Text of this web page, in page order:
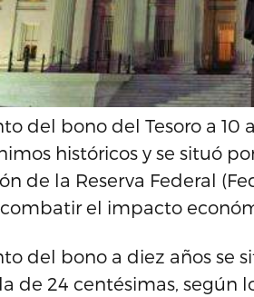
del bono del Tesoro a 10
históricos y se situó
de la Reserva Federal
el impacto
del bono a diez años se
de 24 centésimas, según